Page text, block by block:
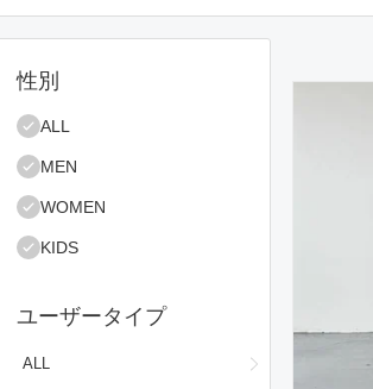
絞り込み条件
性別
ALL
MEN
WOMEN
KIDS
ユーザータイプ
ALL